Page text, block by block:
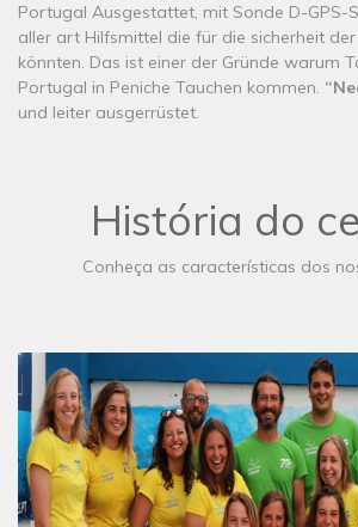
Portugal Ausgestattet, mit Sonde D-GPS-
aller art Hilfsmittel die für die sicherheit
könnten. Das ist einer der Gründe warum
Portugal in Peniche Tauchen kommen.
und leiter ausgerrüstet.
História do
Conheça as características dos